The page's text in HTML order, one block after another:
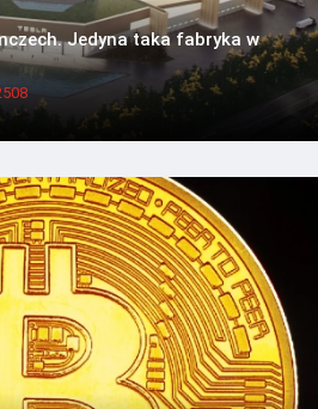
Jedyna taka fabryka w